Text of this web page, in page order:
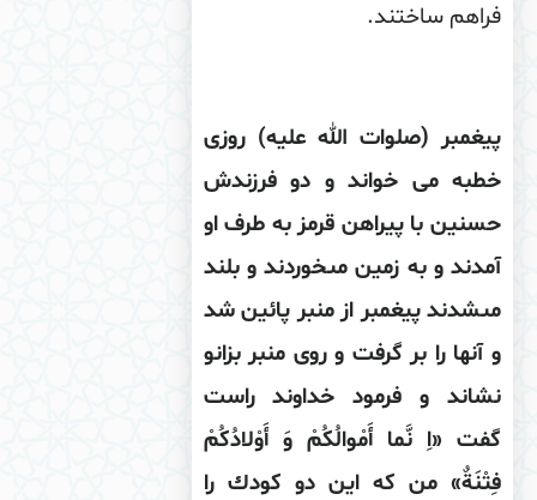
ساختند.
(صلوات الله علیه) روزى
می خواند و دو فرزندش
با پیراهن قرمز به طرف او
و به زمین مى‏خوردند و بلند
پیغمبر از منبر پائین شد
را بر گرفت و روى منبر بزانو
و فرمود خداوند راست
«اِ ‏نَّما أَمْوالُكُمْ وَ أَوْلادُكُمْ
من كه این دو كودك را